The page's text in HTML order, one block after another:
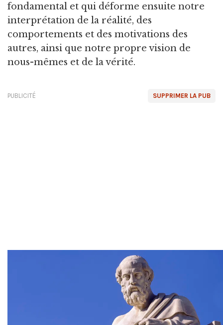
fondamental et qui déforme ensuite notre
interprétation de la réalité, des
comportements et des motivations des
autres, ainsi que notre propre vision de
nous-mêmes et de la vérité.
SUPPRIMER LA PUB
PUBLICITÉ